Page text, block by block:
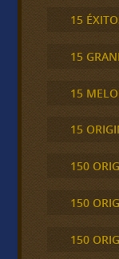
15
15
15
15
150
150
150